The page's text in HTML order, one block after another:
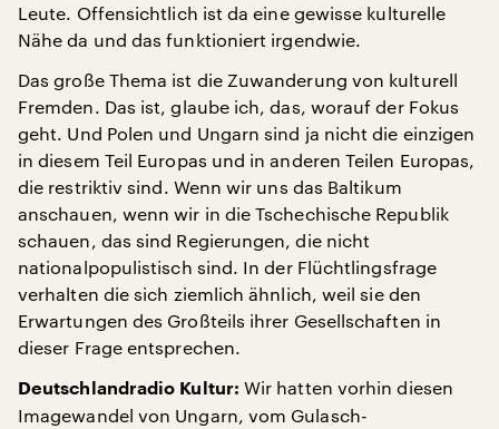
Leute. Offensichtlich ist da eine gewisse kulturelle
Nähe da und das funktioniert irgendwie.
Das große Thema ist die Zuwanderung von kulturell
Fremden. Das ist, glaube ich, das, worauf der Fokus
geht. Und Polen und Ungarn sind ja nicht die einzigen
in diesem Teil Europas und in anderen Teilen Europas,
die restriktiv sind. Wenn wir uns das Baltikum
anschauen, wenn wir in die Tschechische Republik
schauen, das sind Regierungen, die nicht
nationalpopulistisch sind. In der Flüchtlingsfrage
verhalten die sich ziemlich ähnlich, weil sie den
Erwartungen des Großteils ihrer Gesellschaften in
dieser Frage entsprechen.
Deutschlandradio Kultur: Wir hatten vorhin diesen
Imagewandel von Ungarn, vom Gulasch-